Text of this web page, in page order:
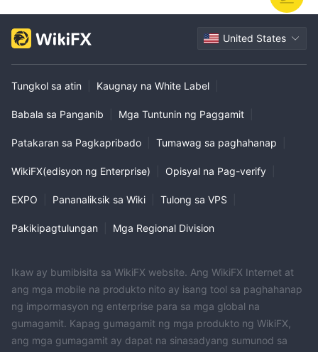
United States
Tungkol sa atin Kaugnay na White Label
Babala sa Panganib Mga Tuntunin ng Paggamit
Patakaran sa Pagkapribado Tumawag sa paghahanap
WikiFX(edisyon ng Enterprise) Opisyal na Pag-verify
EXPO Pananaliksik sa Wiki Tulong sa VPS
Pakikipagtulungan Mga Regional Division
Ikaw ay bumibisita sa WikiFX website. Ang WikiFX Internet at
ang mga mobile na produkto nito ay isang tool sa paghahanap
ng impormasyon ng enterprise para sa mga global na
gumagamit. Kapag gumagamit ng mga produkto ng WikiFX,
ang mga gumagamit ay dapat na sinasadyang sumunod sa